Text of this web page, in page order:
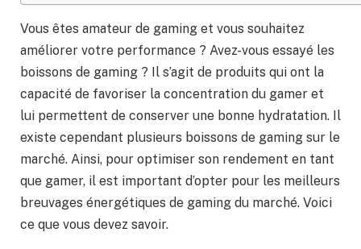
Vous êtes amateur de gaming et vous souhaitez
améliorer votre performance ? Avez-vous essayé les
boissons de gaming ? Il s’agit de produits qui ont la
capacité de favoriser la concentration du gamer et
lui permettent de conserver une bonne hydratation. Il
existe cependant plusieurs boissons de gaming sur le
marché. Ainsi, pour optimiser son rendement en tant
que gamer, il est important d’opter pour les meilleurs
breuvages énergétiques de gaming du marché. Voici
ce que vous devez savoir.